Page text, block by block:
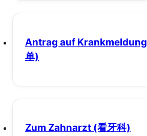
Antrag auf Krankmeldung
单)
Zum Zahnarzt (看牙科)